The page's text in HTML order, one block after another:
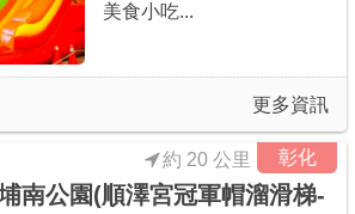
美食小吃...
更多資訊
彰化
南公園(順澤宮冠軍帽溜滑梯-
約 20 公里